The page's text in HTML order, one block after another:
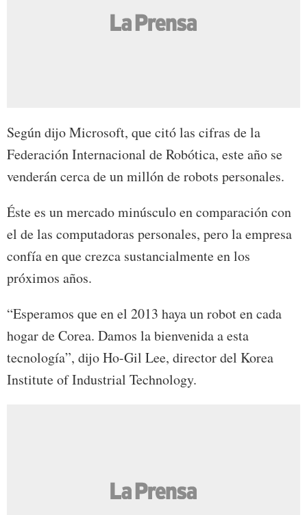
Según dijo Microsoft, que citó las cifras de la
Federación Internacional de Robótica, este año se
venderán cerca de un millón de robots personales.
Éste es un mercado minúsculo en comparación con
el de las computadoras personales, pero la empresa
confía en que crezca sustancialmente en los
próximos años.
“Esperamos que en el 2013 haya un robot en cada
hogar de Corea. Damos la bienvenida a esta
tecnología”, dijo Ho-Gil Lee, director del Korea
Institute of Industrial Technology.